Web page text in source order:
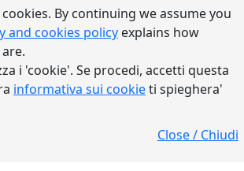
By continuing we assume you
and cookies policy explains how
i 'cookie'. Se procedi, accetti questa
informativa sui cookieti spieghera'
Close / Chiudi